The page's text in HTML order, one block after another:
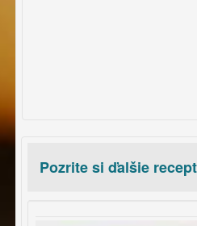
Pozrite si ďalšie